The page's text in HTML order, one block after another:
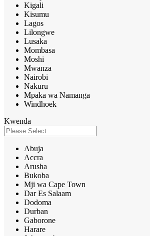
Kigali
Kisumu
Lagos
Lilongwe
Lusaka
Mombasa
Moshi
Mwanza
Nairobi
Nakuru
Mpaka wa Namanga
Windhoek
Kwenda
Abuja
Accra
Arusha
Bukoba
Mji wa Cape Town
Dar Es Salaam
Dodoma
Durban
Gaborone
Harare